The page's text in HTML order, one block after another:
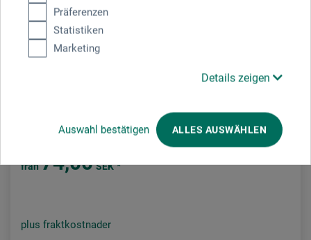
Präferenzen
Statistiken
Marketing
Details zeigen
Auswahl bestätigen ALLES AUSWÄHLEN
från74,00 SEK *
plus fraktkostnader